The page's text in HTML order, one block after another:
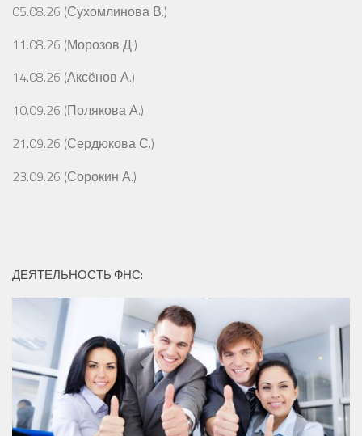
05.08.26 (Сухомлинова В.)
11.08.26 (Морозов Д.)
14.08.26 (Аксёнов А.)
10.09.26 (Полякова А.)
21.09.26 (Сердюкова С.)
23.09.26 (Сорокин А.)
ДЕЯТЕЛЬНОСТЬ ФНС: